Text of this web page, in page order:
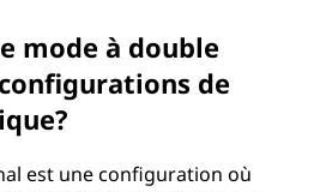
mode à double
de
est une configuration où